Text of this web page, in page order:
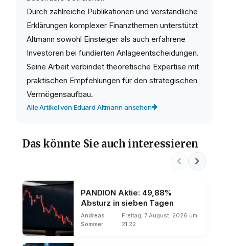
Durch zahlreiche Publikationen und verständliche
Erklärungen komplexer Finanzthemen unterstützt
Altmann sowohl Einsteiger als auch erfahrene
Investoren bei fundierten Anlageentscheidungen.
Seine Arbeit verbindet theoretische Expertise mit
praktischen Empfehlungen für den strategischen
Vermögensaufbau.
Alle Artikel von Eduard Altmann ansehen
Das könnte Sie auch interessieren
PANDION Aktie: 49,88%
Absturz in sieben Tagen
Andreas
Sommer
Freitag, 7 August, 2026 um
21:22